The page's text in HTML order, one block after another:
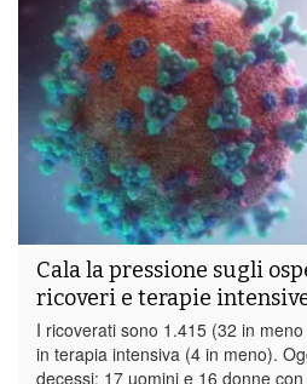
Cala la pressione sugli
ricoveri e terapie
I ricoverati sono 1.415 (32 in
in terapia intensiva (4 in meno).
decessi: 17 uomini e 16 donne con